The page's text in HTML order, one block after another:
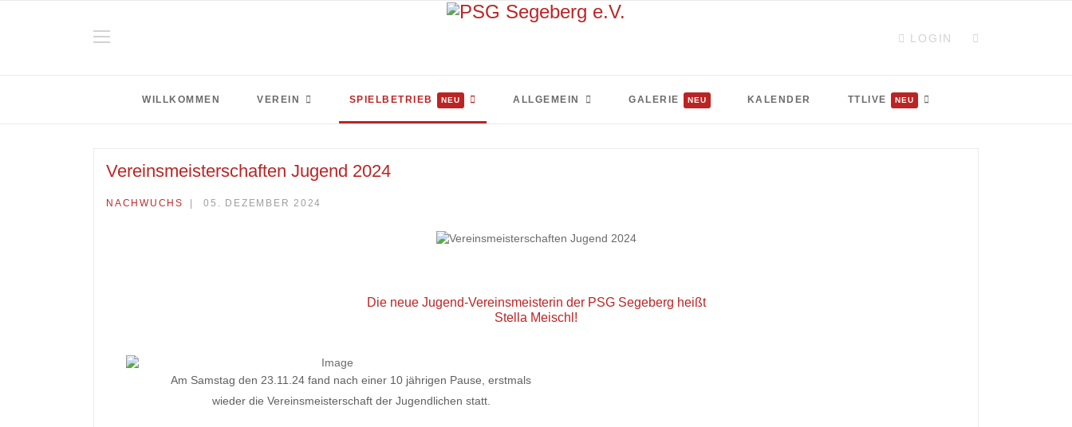
LOGIN
WILLKOMMEN VEREIN SPIELBETRIEB NEU ALLGEMEIN GALERIE NEU KALENDER TTLIVE NEU
Vereinsmeisterschaften Jugend 2024
NACHWUCHS 05. DEZEMBER 2024
Die neue Jugend-Vereinsmeisterin der PSG Segeberg heißt
Stella Meischl!
Am Samstag den 23.11.24 fand nach einer 10 jährigen Pause, erstmals
wieder die Vereinsmeisterschaft der Jugendlichen statt.